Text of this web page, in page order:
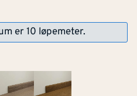
er 10 løpemeter.